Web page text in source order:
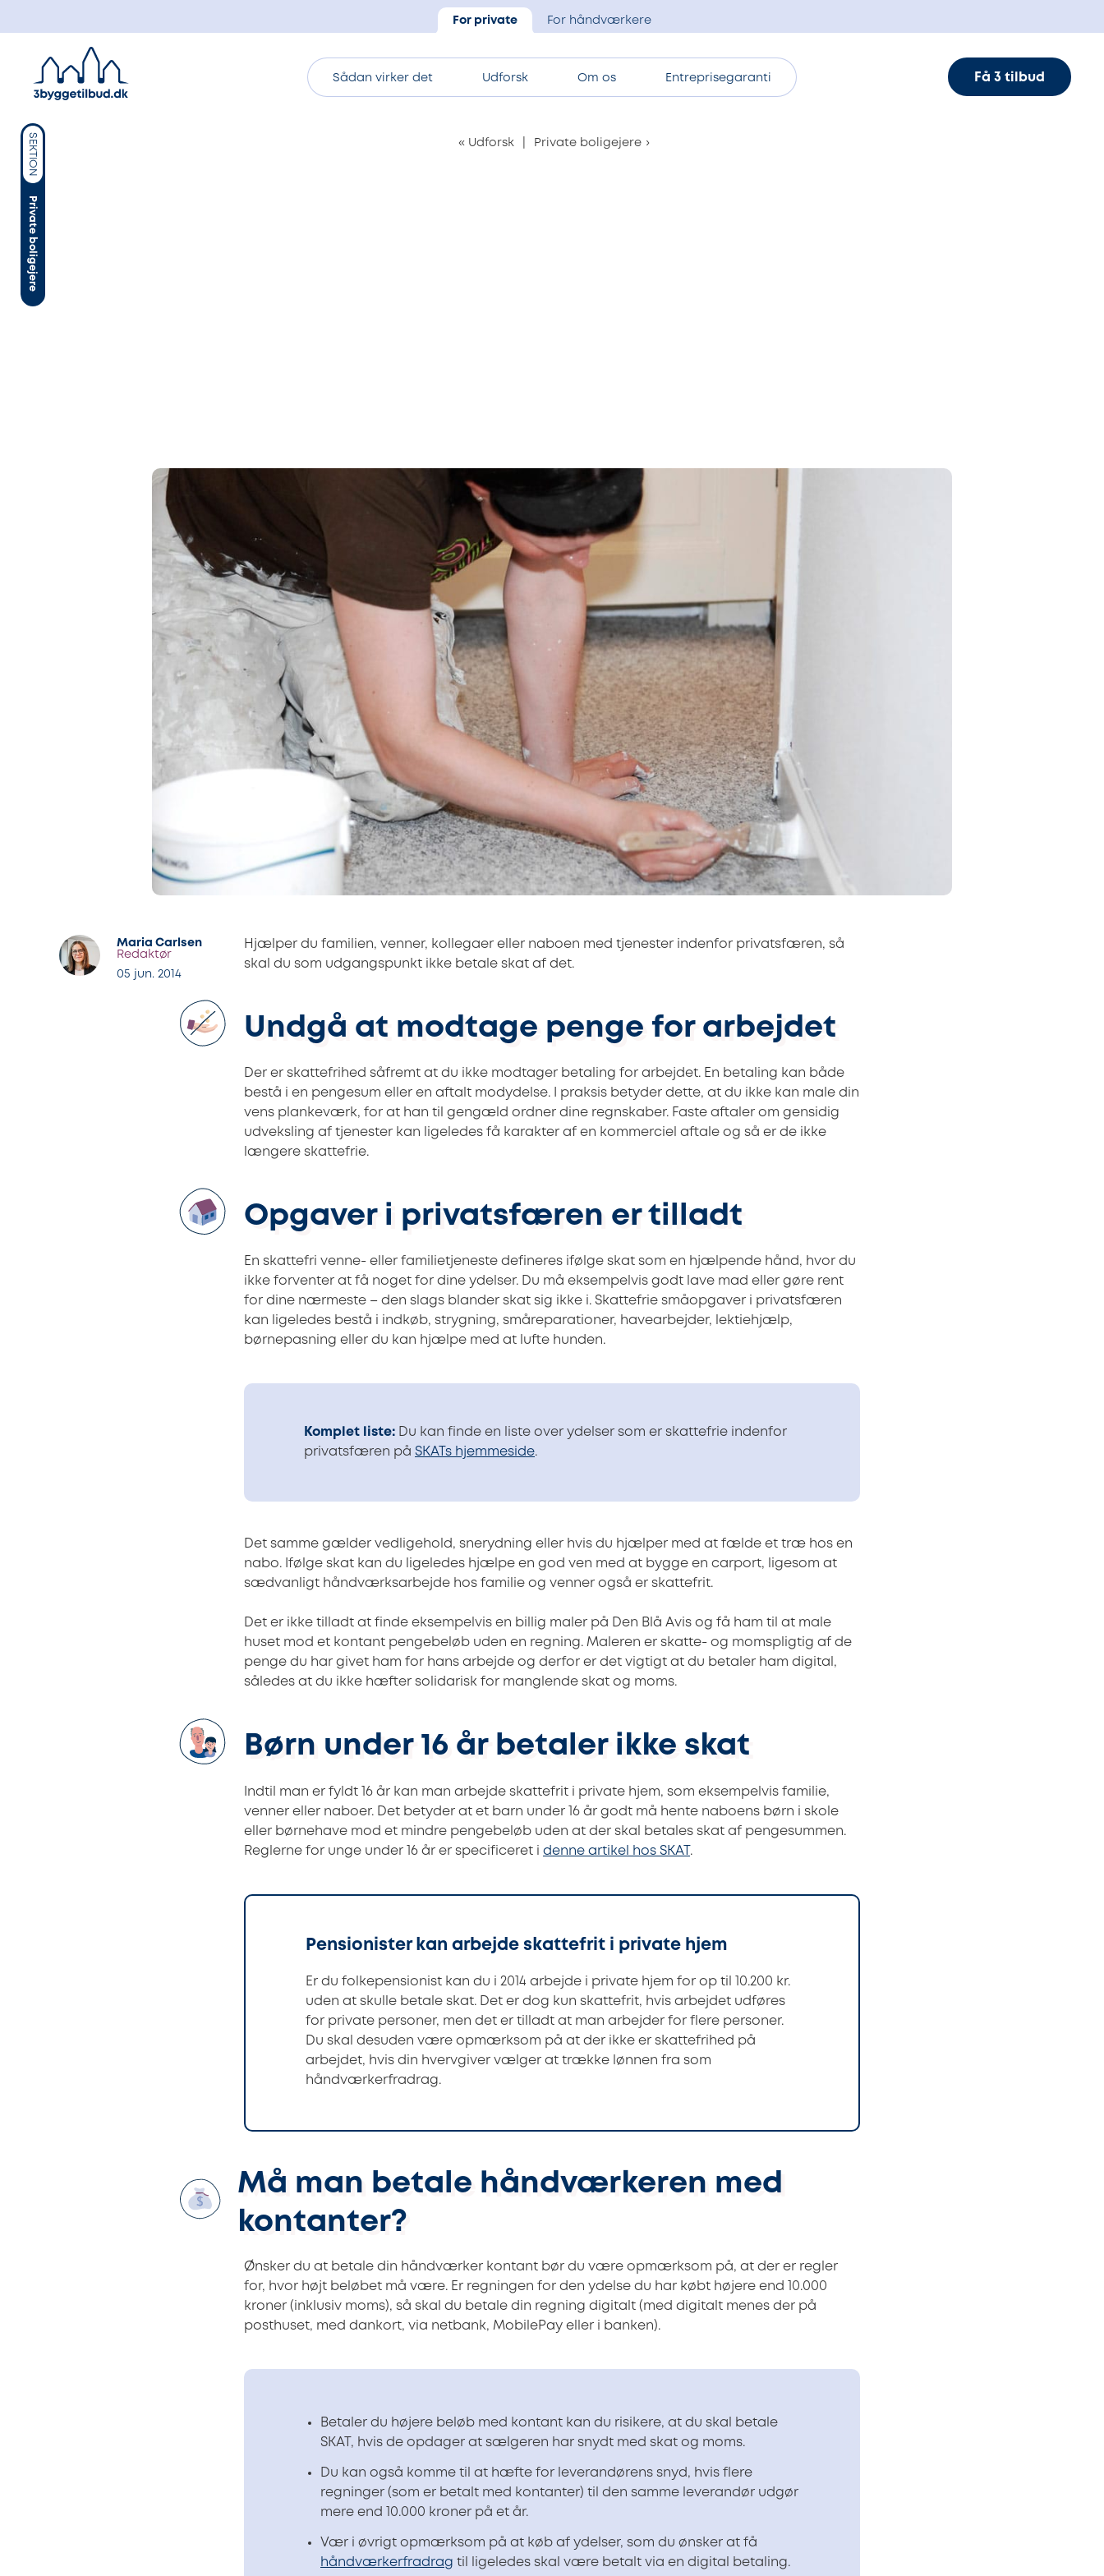
For private For håndværkere
Sådan virker det Udforsk Om os Entreprisegaranti Få 3 tilbud
SEKTION
Private boligejere
« Udforsk Private boligejere ›
Maria Carlsen
Redaktør
05 jun. 2014
Hjælper du familien, venner, kollegaer eller naboen med tjenester indenfor privatsfæren, så
skal du som udgangspunkt ikke betale skat af det.
Undgå at modtage penge for arbejdet
Der er skattefrihed såfremt at du ikke modtager betaling for arbejdet. En betaling kan både
bestå i en pengesum eller en aftalt modydelse. I praksis betyder dette, at du ikke kan male din
vens plankeværk, for at han til gengæld ordner dine regnskaber. Faste aftaler om gensidig
udveksling af tjenester kan ligeledes få karakter af en kommerciel aftale og så er de ikke
længere skattefrie.
Opgaver i privatsfæren er tilladt
En skattefri venne- eller familietjeneste defineres ifølge skat som en hjælpende hånd, hvor du
ikke forventer at få noget for dine ydelser. Du må eksempelvis godt lave mad eller gøre rent
for dine nærmeste – den slags blander skat sig ikke i. Skattefrie småopgaver i privatsfæren
kan ligeledes bestå i indkøb, strygning, småreparationer, havearbejder, lektiehjælp,
børnepasning eller du kan hjælpe med at lufte hunden.
Komplet liste: Du kan finde en liste over ydelser som er skattefrie indenfor
privatsfæren på SKATs hjemmeside.
Det samme gælder vedligehold, snerydning eller hvis du hjælper med at fælde et træ hos en
nabo. Ifølge skat kan du ligeledes hjælpe en god ven med at bygge en carport, ligesom at
sædvanligt håndværksarbejde hos familie og venner også er skattefrit.
Det er ikke tilladt at finde eksempelvis en billig maler på Den Blå Avis og få ham til at male
huset mod et kontant pengebeløb uden en regning. Maleren er skatte- og momspligtig af de
penge du har givet ham for hans arbejde og derfor er det vigtigt at du betaler ham digital,
således at du ikke hæfter solidarisk for manglende skat og moms.
Børn under 16 år betaler ikke skat
Indtil man er fyldt 16 år kan man arbejde skattefrit i private hjem, som eksempelvis familie,
venner eller naboer. Det betyder at et barn under 16 år godt må hente naboens børn i skole
eller børnehave mod et mindre pengebeløb uden at der skal betales skat af pengesummen.
Reglerne for unge under 16 år er specificeret i denne artikel hos SKAT .
Pensionister kan arbejde skattefrit i private hjem
Er du folkepensionist kan du i 2014 arbejde i private hjem for op til 10.200 kr.
uden at skulle betale skat. Det er dog kun skattefrit, hvis arbejdet udføres
for private personer, men det er tilladt at man arbejder for flere personer.
Du skal desuden være opmærksom på at der ikke er skattefrihed på
arbejdet, hvis din hvervgiver vælger at trække lønnen fra som
håndværkerfradrag.
Må man betale håndværkeren med
kontanter?
Ønsker du at betale din håndværker kontant bør du være opmærksom på, at der er regler
for, hvor højt beløbet må være. Er regningen for den ydelse du har købt højere end 10.000
kroner (inklusiv moms), så skal du betale din regning digitalt (med digitalt menes der på
posthuset, med dankort, via netbank, MobilePay eller i banken).
Betaler du højere beløb med kontant kan du risikere, at du skal betale
SKAT, hvis de opdager at sælgeren har snydt med skat og moms.
Du kan også komme til at hæfte for leverandørens snyd, hvis flere
regninger (som er betalt med kontanter) til den samme leverandør udgør
mere end 10.000 kroner på et år.
Vær i øvrigt opmærksom på at køb af ydelser, som du ønsker at få
håndværkerfradrag til ligeledes skal være betalt via en digital betaling.